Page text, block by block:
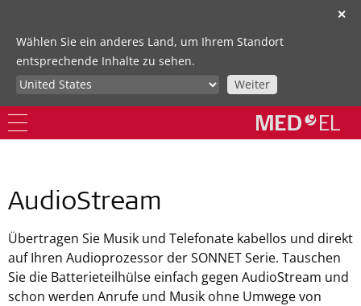
✕
Wählen Sie ein anderes Land, um Ihrem Standort
entsprechende Inhalte zu sehen.
Weiter
AudioStream
Übertragen Sie Musik und Telefonate kabellos und direkt
auf Ihren Audioprozessor der SONNET Serie. Tauschen
Sie die Batterieteilhülse einfach gegen AudioStream und
schon werden Anrufe und Musik ohne Umwege von